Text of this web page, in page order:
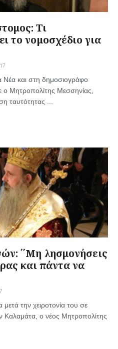
Τι
το νομοσχέδιο για
Νέα και στη δημοσιογράφο
Μητροπολίτης Μεσσηνίας,
ταυτότητας ...
΄΄Μη λησμονήσεις
και πάντα να
την χειροτονία του σε
Καλαμάτα, ο νέος Μητροπολίτης